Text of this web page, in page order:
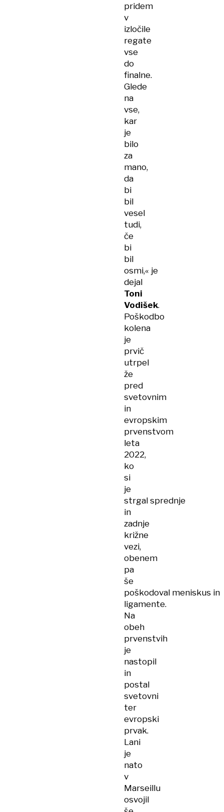
pridem
v
izločile
regate
vse
do
finalne.
Glede
na
vse,
kar
je
bilo
za
mano,
da
bi
bil
vesel
tudi,
če
bi
bil
osmi,« je
dejal
Toni
Vodišek.
Poškodbo
kolena
je
prvič
utrpel
že
pred
svetovnim
in
evropskim
prvenstvom
leta
2022,
ko
si
je
strgal sprednje
in
zadnje
križne
vezi,
obenem
pa
še
poškodoval meniskus in
ligamente.
Na
obeh
prvenstvih
je
nastopil
in
postal
svetovni
ter
evropski
prvak.
Lani
je
nato
v
Marseillu
osvojil